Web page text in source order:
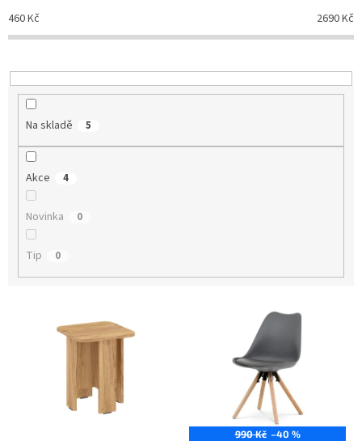
p
r
o
u
460Kč 2690Kč
Na skladě 5
Akce 4
Novinka 0
Tip 0
990 Kč –40 %